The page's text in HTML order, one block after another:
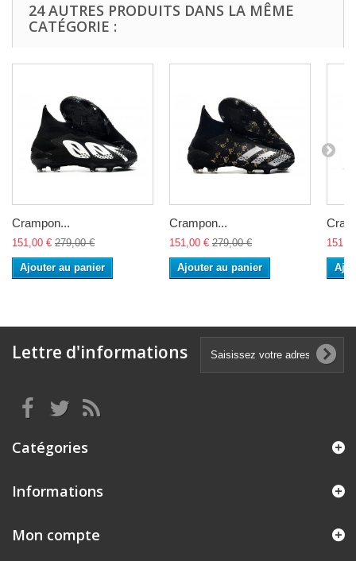
24 AUTRES PRODUITS DANS LA MÊME
CATÉGORIE :
Crampon...
151,00 € 279,00 €
Ajouter au panier
Crampon...
151,00 € 279,00 €
Ajouter au panier
Lettre d'informations
Catégories
Informations
Mon compte